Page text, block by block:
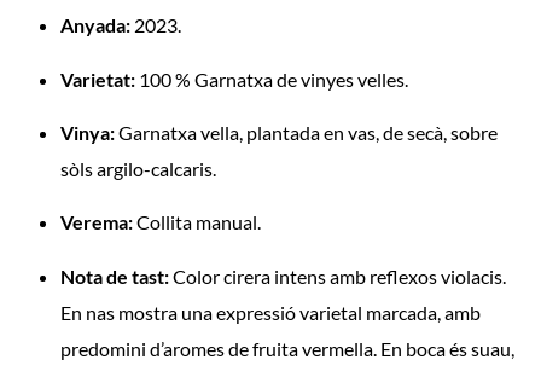
Anyada: 2023.
Varietat: 100 % Garnatxa de vinyes velles.
Vinya:Garnatxa vella, plantada en vas, de secà, sobre
sòls argilo-calcaris.
Verema:Collita manual.
Nota de tast:Color cirera intens amb reflexos violacis.
En nas mostra una expressió varietal marcada, amb
predomini d’aromes de fruita vermella. En boca és suau,